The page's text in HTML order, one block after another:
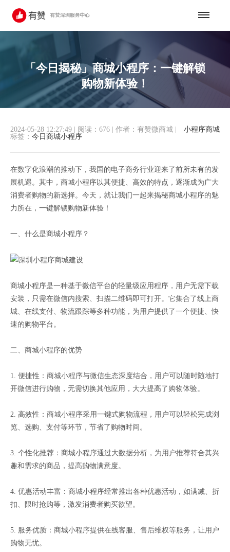
「今日揭秘」商城小程序：一键解锁
购物新体验！
小程序商城
2024-05-28 12:27:49 阅读：676 作者：有赞微商城
标签： 今日商城小程序
在数字化浪潮的推动下，我国的电子商务行业迎来了前所未有的发
展机遇。其中，商城小程序以其便捷、高效的特点，逐渐成为广大
消费者购物的新选择。今天，就让我们一起来揭秘商城小程序的魅
力所在，一键解锁购物新体验！
一、什么是商城小程序？
商城小程序是一种基于微信平台的轻量级应用程序，用户无需下载
安装，只需在微信内搜索、扫描二维码即可打开。它集合了线上商
城、在线支付、物流跟踪等多种功能，为用户提供了一个便捷、快
速的购物平台。
二、商城小程序的优势
1. 便捷性：商城小程序与微信生态深度结合，用户可以随时随地打
开微信进行购物，无需切换其他应用，大大提高了购物体验。
2. 高效性：商城小程序采用一键式购物流程，用户可以轻松完成浏
览、选购、支付等环节，节省了购物时间。
3. 个性化推荐：商城小程序通过大数据分析，为用户推荐符合其兴
趣和需求的商品，提高购物满意度。
4. 优惠活动丰富：商城小程序经常推出各种优惠活动，如满减、折
扣、限时抢购等，激发消费者购买欲望。
5. 服务优质：商城小程序提供在线客服、售后维权等服务，让用户
购物无忧。